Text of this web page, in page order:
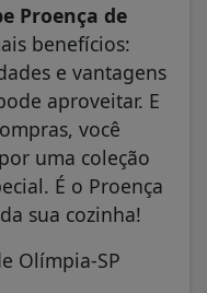
Proença de
benefícios:
e vantagens
aproveitar. E
você
uma coleção
É o Proença
sua cozinha!
Olímpia-SP